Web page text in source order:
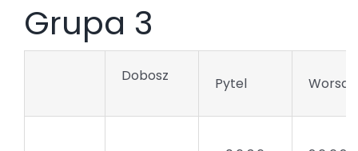
Grupa 3
Dobosz Pytel Worsa